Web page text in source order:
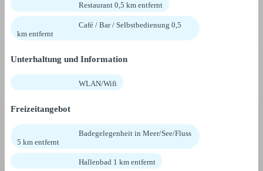
Restaurant 0,5 km entfernt
Café / Bar / Selbstbedienung 0,5
km entfernt
Unterhaltung und Information
WLAN/Wifi
Freizeitangebot
Badegelegenheit in Meer/See/Fluss
5 km entfernt
Hallenbad 1 km entfernt